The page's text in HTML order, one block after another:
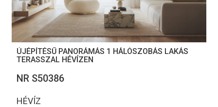
ÚJÉPÍTÉSŰ PANORÁMÁS 1 HÁLÓSZOBÁS LAKÁS
TERASSZAL HÉVÍZEN
NR S50386
HÉVÍZ